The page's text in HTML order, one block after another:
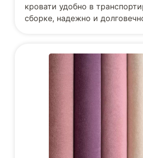
кровати удобно в
сборке, надежно и